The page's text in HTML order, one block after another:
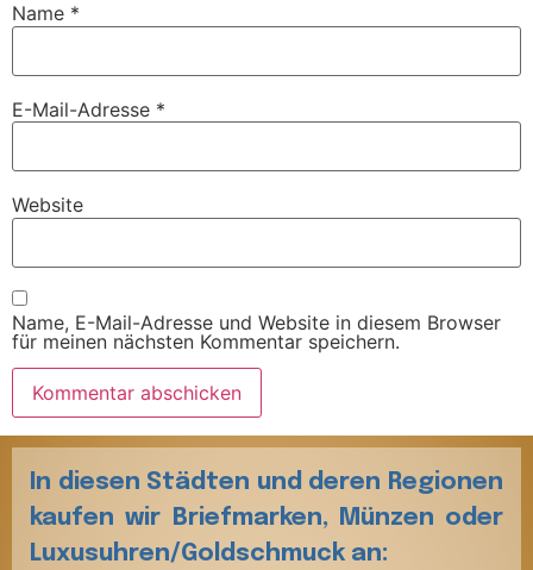
Name *
E-Mail-Adresse *
Website
Name, E-Mail-Adresse und Website in diesem Browser
für meinen nächsten Kommentar speichern.
In diesen Städten und deren Regionen
kaufen wir Briefmarken, Münzen oder
Luxusuhren/Goldschmuck an: